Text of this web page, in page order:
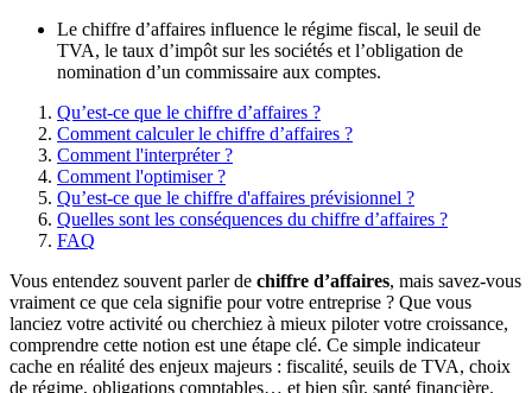
Le chiffre d’affaires influence le régime fiscal, le seuil de
TVA, le taux d’impôt sur les sociétés et l’obligation de
nomination d’un commissaire aux comptes.
Qu’est-ce que le chiffre d’affaires ?
Comment calculer le chiffre d’affaires ?
Comment l'interpréter ?
Comment l'optimiser ?
Qu’est-ce que le chiffre d'affaires prévisionnel ?
Quelles sont les conséquences du chiffre d’affaires ?
FAQ
Vous entendez souvent parler de chiffre d’affaires, mais savez-vous
vraiment ce que cela signifie pour votre entreprise ? Que vous
lanciez votre activité ou cherchiez à mieux piloter votre croissance,
comprendre cette notion est une étape clé. Ce simple indicateur
cache en réalité des enjeux majeurs : fiscalité, seuils de TVA, choix
de régime, obligations comptables… et bien sûr, santé financière.